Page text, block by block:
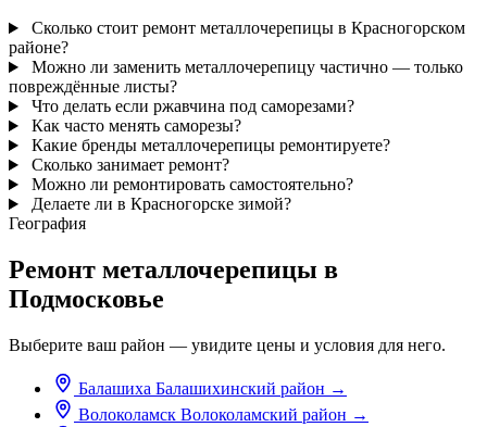
Сколько стоит ремонт металлочерепицы в Красногорском
районе?
Можно ли заменить металлочерепицу частично — только
повреждённые листы?
Что делать если ржавчина под саморезами?
Как часто менять саморезы?
Какие бренды металлочерепицы ремонтируете?
Сколько занимает ремонт?
Можно ли ремонтировать самостоятельно?
Делаете ли в Красногорске зимой?
География
Ремонт металлочерепицы в
Подмосковье
Выберите ваш район — увидите цены и условия для него.
Балашиха Балашихинский район →
Волоколамск Волоколамский район →